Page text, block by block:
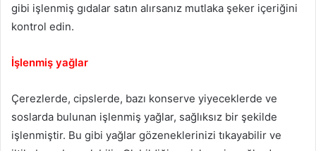
gibi işlenmiş gıdalar satın alırsanız mutlaka şeker içeriğini
kontrol edin.
İşlenmiş yağlar
Çerezlerde, cipslerde, bazı konserve yiyeceklerde ve
soslarda bulunan işlenmiş yağlar, sağlıksız bir şekilde
işlenmiştir. Bu gibi yağlar gözeneklerinizi tıkayabilir ve